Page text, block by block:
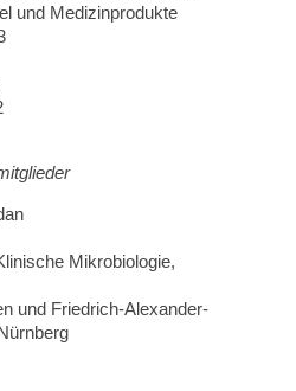
und Medizinprodukte
Mikrobiologie,
und Friedrich-Alexander-